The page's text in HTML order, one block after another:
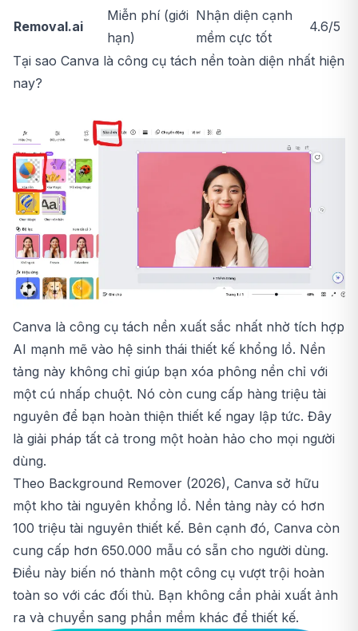
Removal.ai
Miễn phí (giới
hạn)
Nhận diện cạnh
mềm cực tốt
4.6/5
Tại sao Canva là công cụ tách nền toàn diện nhất hiện
nay?
Canva là công cụ tách nền xuất sắc nhất nhờ tích hợp
AI mạnh mẽ vào hệ sinh thái thiết kế khổng lồ. Nền
tảng này không chỉ giúp bạn xóa phông nền chỉ với
một cú nhấp chuột. Nó còn cung cấp hàng triệu tài
nguyên để bạn hoàn thiện thiết kế ngay lập tức. Đây
là giải pháp tất cả trong một hoàn hảo cho mọi người
dùng.
Theo Background Remover (2026), Canva sở hữu
một kho tài nguyên khổng lồ. Nền tảng này có hơn
100 triệu tài nguyên thiết kế. Bên cạnh đó, Canva còn
cung cấp hơn 650.000 mẫu có sẵn cho người dùng.
Điều này biến nó thành một công cụ vượt trội hoàn
toàn so với các đối thủ. Bạn không cần phải xuất ảnh
ra và chuyển sang phần mềm khác để thiết kế.